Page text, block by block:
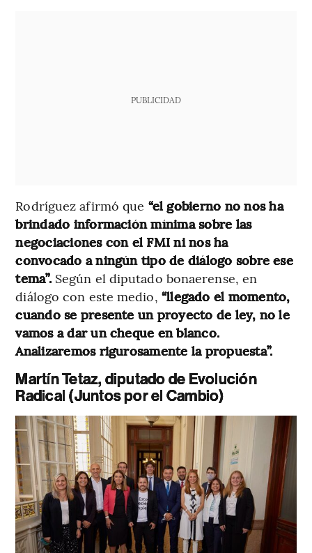
PUBLICIDAD
Rodríguez afirmó que “el gobierno no nos ha
brindado información mínima sobre las
negociaciones con el FMI ni nos ha
convocado a ningún tipo de diálogo sobre ese
tema”.Según el diputado bonaerense, en
diálogo con este medio, “llegado el momento,
cuando se presente un proyecto de ley, no le
vamos a dar un cheque en blanco.
Analizaremos rigurosamente la propuesta”.
Martín Tetaz, diputado de Evolución
Radical (Juntos por el Cambio)